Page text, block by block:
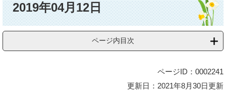
2019年04月12日
ページ内目次
ページID：0002241
更新日：2021年8月30日更新